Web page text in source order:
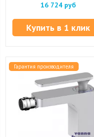
16 724 руб
Купить в 1 клик
Гарантия производителя